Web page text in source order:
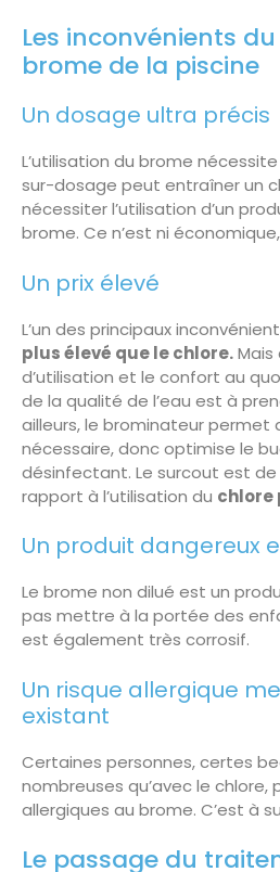
Les inconvénients
brome de la piscine
Un dosage ultra précis
L’utilisation du brome nécessite
sur-dosage peut entraîner un
nécessiter l’utilisation d’un
brome. Ce n’est ni
Un prix élevé
L’un des principaux
plus élevé que le chlore.
d’utilisation et le confort au
de la qualité de l’eau est à
ailleurs, le brominateur permet
nécessaire, donc optimise le
désinfectant. Le surcout est de
rapport à l’utilisation du chlore
Un produit dangereux
Le brome non dilué est un
pas mettre à la portée des
est également très corrosif.
Un risque allergique
existant
Certaines personnes, certes
nombreuses qu’avec le chlore,
allergiques au brome. C’est à
Le passage du